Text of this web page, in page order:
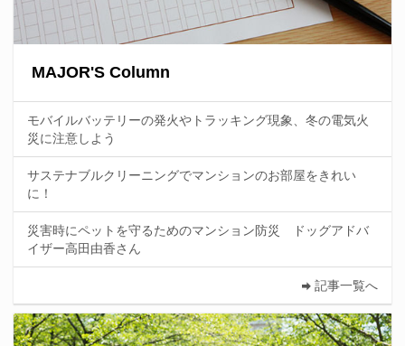
MAJOR'S Column
モバイルバッテリーの発火やトラッキング現象、冬の電気火
災に注意しよう
サステナブルクリーニングでマンションのお部屋をきれい
に！
災害時にペットを守るためのマンション防災 ドッグアドバ
イザー高田由香さん
記事一覧へ